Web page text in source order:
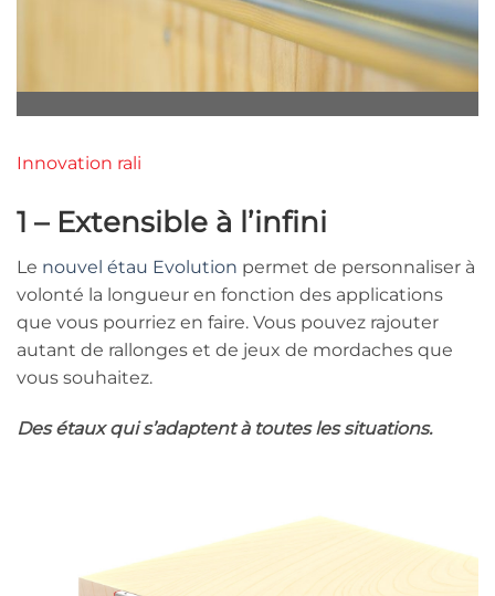
Innovation rali
1 – Extensible à l’infini
Le nouvel étau Evolution permet de personnaliser à
volonté la longueur en fonction des applications
que vous pourriez en faire. Vous pouvez rajouter
autant de rallonges et de jeux de mordaches que
vous souhaitez.
Des étaux qui s’adaptent à toutes les situations.